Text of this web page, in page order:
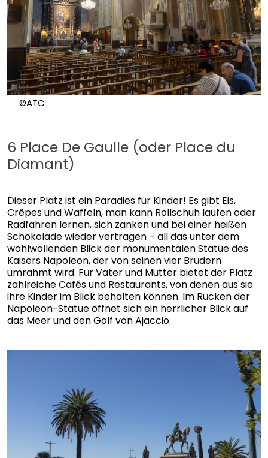
©ATC
6 Place De Gaulle (oder Place du
Diamant)
Dieser Platz ist ein Paradies für Kinder! Es gibt Eis,
Crêpes und Waffeln, man kann Rollschuh laufen oder
Radfahren lernen, sich zanken und bei einer heißen
Schokolade wieder vertragen – all das unter dem
wohlwollenden Blick der monumentalen Statue des
Kaisers Napoleon, der von seinen vier Brüdern
umrahmt wird. Für Väter und Mütter bietet der Platz
zahlreiche Cafés und Restaurants, von denen aus sie
ihre Kinder im Blick behalten können. Im Rücken der
Napoleon-Statue öffnet sich ein herrlicher Blick auf
das Meer und den Golf von Ajaccio.